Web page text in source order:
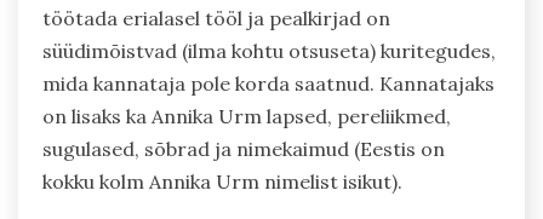
töötada erialasel tööl ja pealkirjad on
süüdimõistvad (ilma kohtu otsuseta) kuritegudes,
mida kannataja pole korda saatnud. Kannatajaks
on lisaks ka Annika Urm lapsed, pereliikmed,
sugulased, sõbrad ja nimekaimud (Eestis on
kokku kolm Annika Urm nimelist isikut).